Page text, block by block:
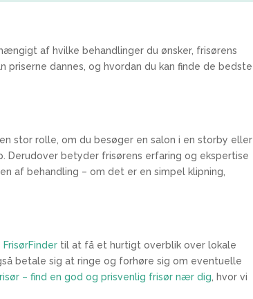
af hvilke behandlinger du ønsker, frisørens
dannes, og hvordan du kan finde de bedste
stor rolle, om du besøger en salon i en storby eller
Derudover betyder frisørens erfaring og ekspertise
af behandling – om det er en simpel klipning,
FrisørFinder til at få et hurtigt overblik over lokale
betale sig at ringe og forhøre sig om eventuelle
– find en god og prisvenlig frisør nær dig , hvor vi